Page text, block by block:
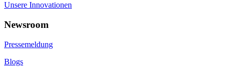
Unsere Innovationen
Newsroom
Pressemeldung
Blogs